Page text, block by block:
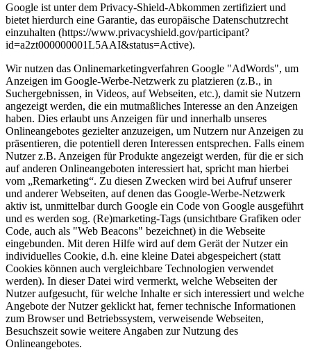
Google ist unter dem Privacy-Shield-Abkommen zertifiziert und
bietet hierdurch eine Garantie, das europäische Datenschutzrecht
einzuhalten (https://www.privacyshield.gov/participant?
id=a2zt000000001L5AAI&status=Active).
Wir nutzen das Onlinemarketingverfahren Google "AdWords", um
Anzeigen im Google-Werbe-Netzwerk zu platzieren (z.B., in
Suchergebnissen, in Videos, auf Webseiten, etc.), damit sie Nutzern
angezeigt werden, die ein mutmaßliches Interesse an den Anzeigen
haben. Dies erlaubt uns Anzeigen für und innerhalb unseres
Onlineangebotes gezielter anzuzeigen, um Nutzern nur Anzeigen zu
präsentieren, die potentiell deren Interessen entsprechen. Falls einem
Nutzer z.B. Anzeigen für Produkte angezeigt werden, für die er sich
auf anderen Onlineangeboten interessiert hat, spricht man hierbei
vom „Remarketing“. Zu diesen Zwecken wird bei Aufruf unserer
und anderer Webseiten, auf denen das Google-Werbe-Netzwerk
aktiv ist, unmittelbar durch Google ein Code von Google ausgeführt
und es werden sog. (Re)marketing-Tags (unsichtbare Grafiken oder
Code, auch als "Web Beacons" bezeichnet) in die Webseite
eingebunden. Mit deren Hilfe wird auf dem Gerät der Nutzer ein
individuelles Cookie, d.h. eine kleine Datei abgespeichert (statt
Cookies können auch vergleichbare Technologien verwendet
werden). In dieser Datei wird vermerkt, welche Webseiten der
Nutzer aufgesucht, für welche Inhalte er sich interessiert und welche
Angebote der Nutzer geklickt hat, ferner technische Informationen
zum Browser und Betriebssystem, verweisende Webseiten,
Besuchszeit sowie weitere Angaben zur Nutzung des
Onlineangebotes.